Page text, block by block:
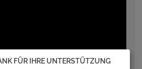
FÜR IHRE UNTERSTÜTZUNG